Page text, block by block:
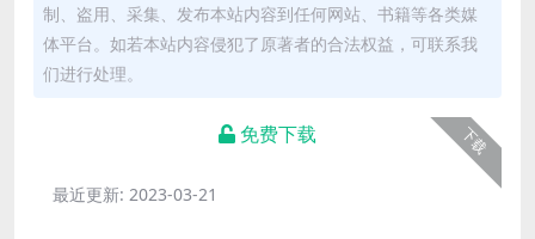
制、盗用、采集、发布本站内容到任何网站、书籍等各类媒
体平台。如若本站内容侵犯了原著者的合法权益，可联系我
们进行处理。
下载
免费下载
最近更新: 2023-03-21